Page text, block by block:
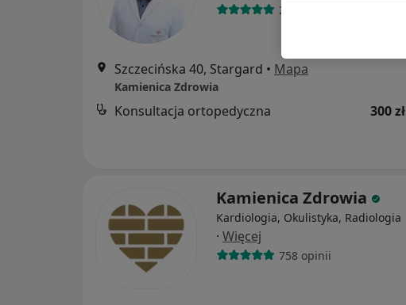
29 opinii
Szczecińska 40, Stargard • Mapa
Kamienica Zdrowia
Konsultacja ortopedyczna 300 zł
Kamienica Zdrowia
Kardiologia, Okulistyka, Radiologia
· Więcej
758 opinii